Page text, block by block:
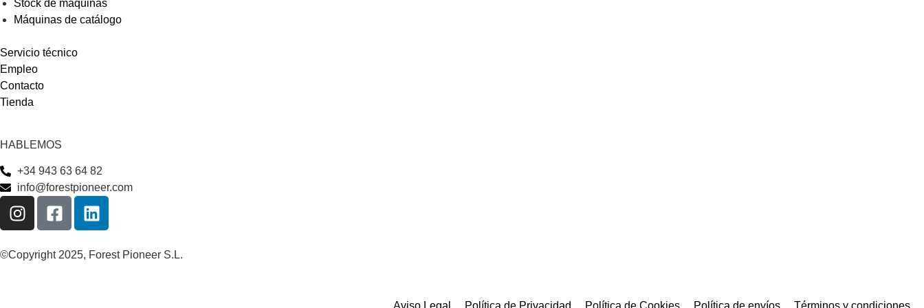
Stock de máquinas
Máquinas de catálogo
Servicio técnico
Empleo
Contacto
Tienda
HABLEMOS
+34 943 63 64 82
info@forestpioneer.com
©Copyright 2025, Forest Pioneer S.L.
Aviso Legal Política de Privacidad Política de Cookies Política de envíos Términos y condiciones